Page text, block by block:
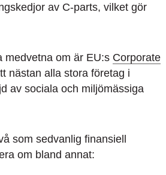
av C-parts, vilket gör
medvetna om är EU:s Corporate
nästan alla stora företag i
av sociala och miljömässiga
som sedvanlig finansiell
om bland annat: